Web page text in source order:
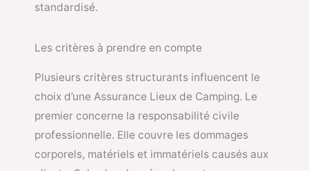
standardisé.
Les critères à prendre en compte
Plusieurs critères structurants influencent le
choix d’une Assurance Lieux de Camping. Le
premier concerne la responsabilité civile
professionnelle. Elle couvre les dommages
corporels, matériels et immatériels causés aux